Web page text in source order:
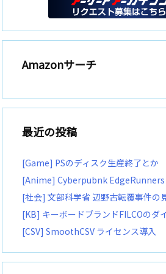
Amazonサーチ
最近の投稿
[Game] PSのディスク生産終了とか
[Anime] Cyberpubnk EdgeRunners
[社会] 文部科学省 辺野古転覆事件の
[KB] キーボードブランドFILCOのダ
[CSV] SmoothCSV ライセンス導入